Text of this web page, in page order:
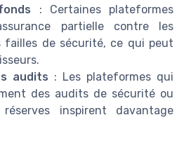
: Certaines plateformes
partielle contre les
failles de sécurité, ce qui peut
audits : Les plateformes qui
des audits de sécurité ou
inspirent davantage